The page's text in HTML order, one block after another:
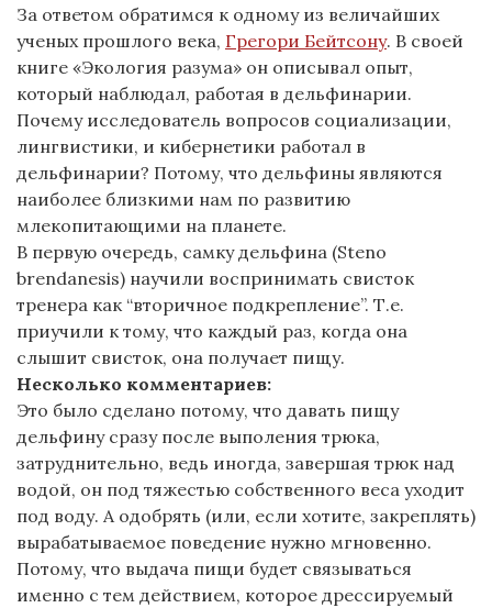
За ответом обратимся к одному из величайших
ученыхпрошлого века, Грегори Бейтсону. В своей
книге «Экология разума» он описывал опыт,
который наблюдал, работая в дельфинарии.
Почему исследователь вопросов социализации,
лингвистики, и кибернетики работал в
дельфинарии? Потому, что дельфины являются
наиболее близкими нам по развитию
млекопитающими на планете.
В первую очередь, самку дельфина (Steno
brendanesis) научили воспринимать свисток
тренера как “вторичное подкрепление”. Т.е.
приучили к тому, что каждый раз, когда она
слышит свисток, она получает пищу.
Несколько комментариев:
Это было сделано потому, что давать пищу
дельфину сразу после выполения трюка,
затруднительно, ведь иногда, завершая трюк над
водой, он под тяжестью собственного веса уходит
под воду. А одобрять (или, если хотите, закреплять)
вырабатываемое поведение нужно мгновенно.
Потому, что выдача пищи будет связываться
именно с тем действием, которое дрессируемый